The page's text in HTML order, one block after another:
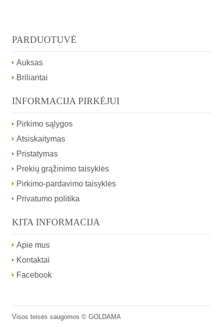
PARDUOTUVĖ
Auksas
Briliantai
INFORMACIJA PIRKĖJUI
Pirkimo sąlygos
Atsiskaitymas
Pristatymas
Prekių grąžinimo taisyklės
Pirkimo-pardavimo taisyklės
Privatumo politika
KITA INFORMACIJA
Apie mus
Kontaktai
Facebook
Visos teisės saugomos © GOLDAMA